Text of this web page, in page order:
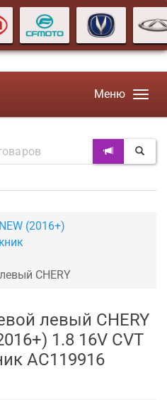
Меню
(2016+)
CHERY
левый CHERY
1.8 16V CVT
AC119916